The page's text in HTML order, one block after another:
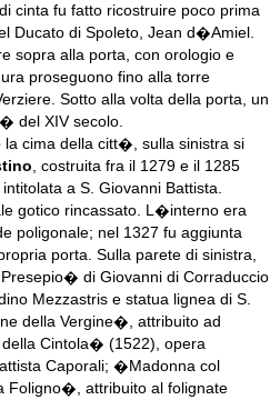
cinta fu fatto ricostruire poco prima
Ducato di Spoleto, Jean d�Amiel.
sopra alla porta, con orologio e
proseguono fino alla torre
Sotto alla volta della porta, un
del XIV secolo.
la cima della citt�, sulla sinistra si
, costruita fra il 1279 e il 1285
a S. Giovanni Battista.
gotico rincassato. L�interno era
poligonale; nel 1327 fu aggiunta
porta. Sulla parete di sinistra,
di Giovanni di Corraduccio
Mezzastris e statua lignea di S.
della Vergine�, attribuito ad
Cintola� (1522), opera
Caporali; �Madonna col
Foligno�, attribuito al folignate